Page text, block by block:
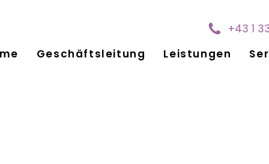
+43 1
Geschäftsleitung Leistungen